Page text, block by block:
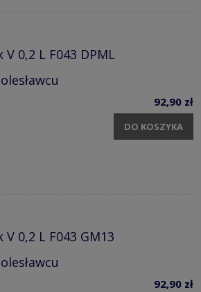
0,2 L F043 DPML
92,90 zł
DO KOSZYKA
0,2 L F043 GM13
92,90 zł